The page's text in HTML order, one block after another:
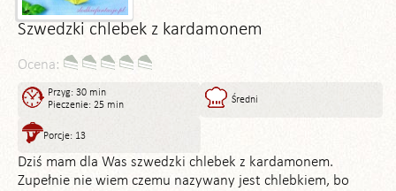
Szwedzki chlebek z kardamonem
Ocena:
Przyg: 30 min
Pieczenie: 25 min
Średni
Porcje: 13
Dziś mam dla Was szwedzki chlebek z kardamonem.
Zupełnie nie wiem czemu nazywany jest chlebkiem, bo